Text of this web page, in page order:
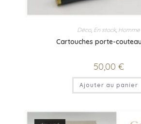
Déco, En stock, Homme
Cartouches porte-
50,00 €
Ajouter au panier